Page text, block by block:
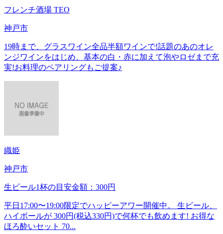
フレンチ酒場 TEO
神戸市
19時まで、グラスワイン全品半額ワインで!話題のあのオレ
ンジワインをはじめ、基本の白・赤に加えて泡やロゼまで充
実!お料理のペアリングもご提案♪
織姫
神戸市
生ビール1杯の目安金額：300円
平日17:00〜19:00限定でハッピーアワー開催中。 生ビール、
ハイボールが 300円(税込330円)で何杯でも飲めます! お得な
ほろ酔いセット 70...